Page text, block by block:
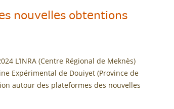
nouvelles obtentions
L’INRA (Centre Régional de Meknès)
Expérimental de Douiyet (Province de
autour des plateformes des nouvelles